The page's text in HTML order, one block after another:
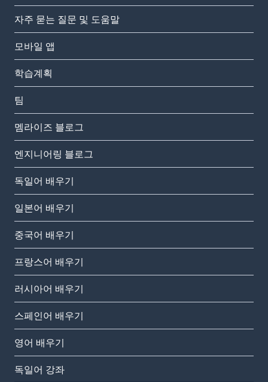
자주 묻는 질문 및 도움말
모바일 앱
학습계획
팀
멤라이즈 블로그
엔지니어링 블로그
독일어 배우기
일본어 배우기
중국어 배우기
프랑스어 배우기
러시아어 배우기
스페인어 배우기
영어 배우기
독일어 강좌